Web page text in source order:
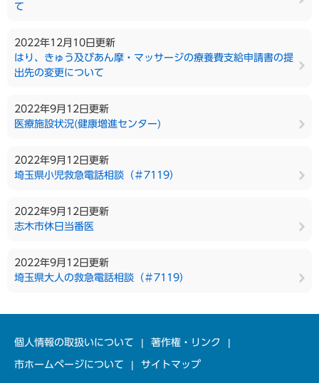
て
2022年12月10日更新
はり、きゅう及びあん摩・マッサージの療養費支給申請書の提
出先の変更について
2022年9月12日更新
医療施設状況(健康増進センター)
2022年9月12日更新
埼玉県小児救急電話相談（＃7119）
2022年9月12日更新
志木市休日当番医
2022年9月12日更新
埼玉県大人の救急電話相談（＃7119）
個人情報の取扱いについて 著作権・リンク
市ホームページについて サイトマップ